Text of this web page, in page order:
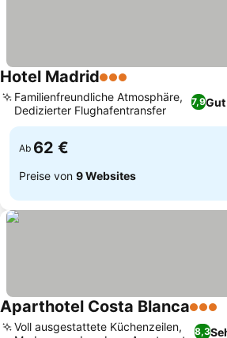
Hotel Madrid3 Sterne
7,9Gut
Familienfreundliche Atmosphäre,
Dedizierter Flughafentransfer
Ab 62 €
Preise von 9 Websites
Aparthotel Costa Blanca3
8,3
Voll ausgestattete Küchenzeilen,